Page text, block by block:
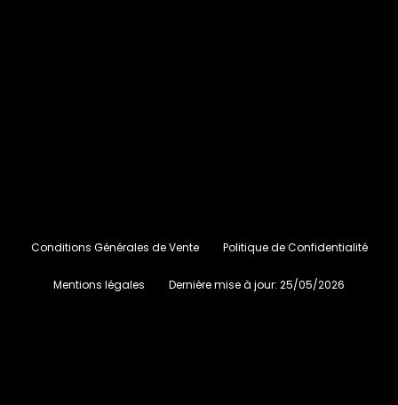
Conditions Générales de Vente Politique de Confidentialité
Mentions légales Dernière mise à jour: 25/05/2026